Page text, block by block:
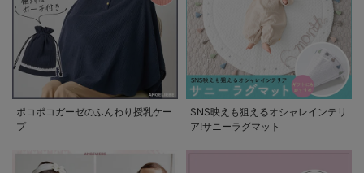
ポコポコガーゼのふんわり授乳ケー
プ
SNS映えも狙えるオシャレインテリ
ア!サニーラグマット